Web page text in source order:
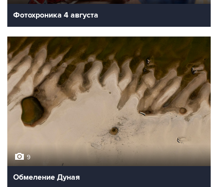
Фотохроника 4 августа
9
Обмеление Дуная